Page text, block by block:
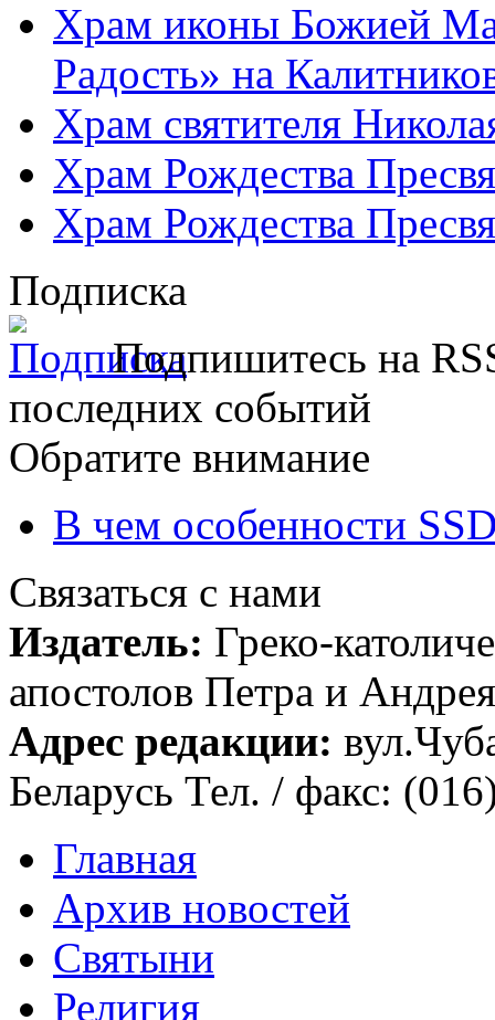
Храм иконы Божией
Радость» на
Храм святителя
Храм Рождества
Храм Рождества
Подписка
Подпишитесь на
последних событий
Обратите внимание
В чем особенности
Связаться с нами
Издатель: Греко-
апостолов Петра и
Адрес редакции:
Беларусь Тел. / факс:
Главная
Архив новостей
Святыни
Религия